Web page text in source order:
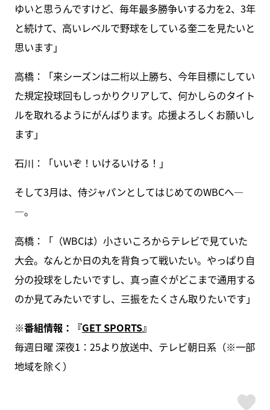
ゆいと思うんですけど、毎年最多勝争いする力を2、3年
と続けて、高いレベルで野球をしている奎二を見たいと
思います」
高橋：「来シーズンは二桁以上勝ち、今年目標にしてい
た規定投球回もしっかりクリアして、何かしらのタイト
ルを取れるようにがんばります。応援よろしくお願いし
ます」
石川：「いいぞ！いけるいける！」
そして3月は、侍ジャパンとしてはじめてのWBCへ―
―。
高橋：「（WBCは）小さいころからテレビで見ていた
大会。なんとか日の丸を背負って戦いたい。やっぱり自
分の投球をしたいですし、真っ直ぐがどこまで通用する
のか見てみたいですし、三振をたくさん取りたいです」
※番組情報：『GET SPORTS』
毎週日曜 深夜1：25より放送中、テレビ朝日系（※一部
地域を除く）